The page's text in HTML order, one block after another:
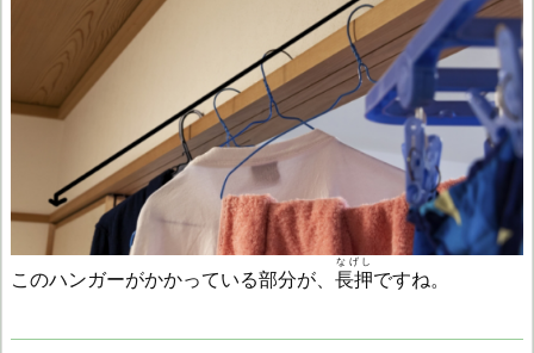
このハンガーがかかっている部分が、 長押
なげし
ですね。